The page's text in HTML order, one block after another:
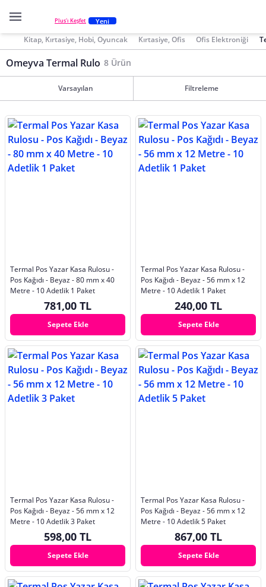
Plus'ı Keşfet Yeni
Kitap, Kırtasiye, Hobi, Oyuncak Kırtasiye, Ofis Ofis Elektroniği
Omeyva Termal Rulo 8 Ürün
Varsayılan Filtreleme
Termal Pos Yazar Kasa Rulosu -
Pos Kağıdı - Beyaz - 80 mm x 40
Metre - 10 Adetlik 1 Paket
781,00 TL
Sepete Ekle
Termal Pos Yazar Kasa Rulosu -
Pos Kağıdı - Beyaz - 56 mm x 12
Metre - 10 Adetlik 1 Paket
240,00 TL
Sepete Ekle
Termal Pos Yazar Kasa Rulosu -
Pos Kağıdı - Beyaz - 56 mm x 12
Metre - 10 Adetlik 3 Paket
598,00 TL
Sepete Ekle
Termal Pos Yazar Kasa Rulosu -
Pos Kağıdı - Beyaz - 56 mm x 12
Metre - 10 Adetlik 5 Paket
867,00 TL
Sepete Ekle